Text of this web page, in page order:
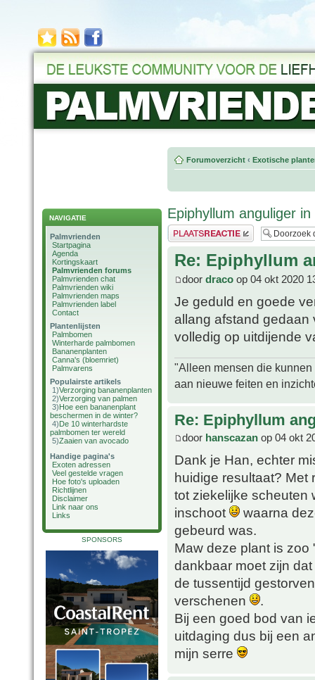
NAVIGATIE
Palmvrienden
Startpagina
Agenda
Kortingskaart
Palmvrienden forums
Palmvrienden chat
Palmvrienden wiki
Palmvrienden maps
Palmvrienden label
Contact
Plantenlijsten
Palmbomen
Winterharde palmbomen
Bananenplanten
Canna's (bloemriet)
Palmvarens
Populairste artikels
1)Verzorging bananenplanten
2)Verzorging van palmen
3)Hoe een bananenplant
beschermen in de winter?
4)De 10 winterhardste
palmbomen ter wereld
5)Zaaien van avocado
Handige pagina's
Exoten adressen
Veel gestelde vragen
Hoe foto's uploaden
Richtlijnen
Disclaimer
Link naar ons
Links
SPONSORS
Forumoverzicht ‹ Exotische
Epiphyllum anguliger
Plaats een reactie
Re: Epiphyllum
door draco op 04 okt 2020
Je geduld en goede
allang afstand gedaan
volledig op uitdijende
"Alleen mensen die
aan nieuwe feiten en
Re: Epiphyllum
door hanscazan op 04 okt
Dank je Han, echter
huidige resultaat? Met
tot ziekelijke scheuten
inschoot
waarna
gebeurd was.
Maw deze plant is
dankbaar moet zijn
de tussentijd
verschenen
.
Bij een goed bod van
uitdaging dus bij een
mijn serre